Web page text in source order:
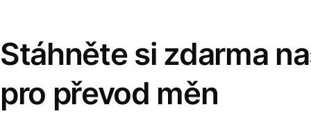
Stáhněte si zdarma
pro převod měn